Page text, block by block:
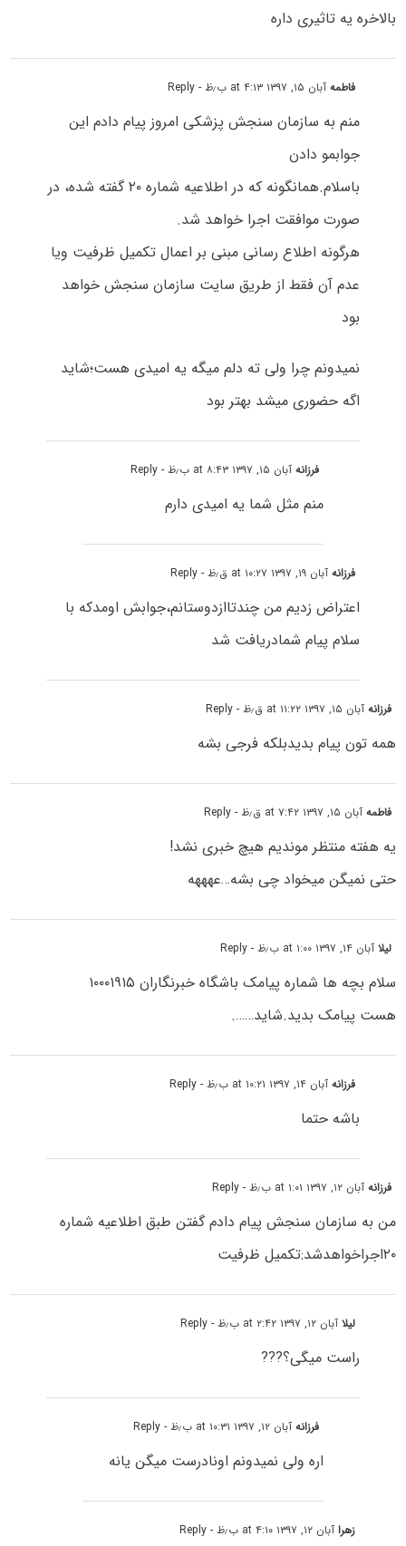
بالاخره یه تاثیری داره
فاطمهآبان ۱۵, ۱۳۹۷ at ۴:۱۳ ب٫ظ - Reply
منم به سازمان سنجش پزشکی امروز پیام دادم این
جوابمو دادن
باسلام.همانگونه که در اطلاعیه شماره ۲۰ گفته شده، در
صورت موافقت اجرا خواهد شد.
هرگونه اطلاع رسانی مبنی بر اعمال تکمیل ظرفیت ویا
عدم آن فقط از طریق سایت سازمان سنجش خواهد
بود
نمیدونم چرا ولی ته دلم میگه یه امیدی هست؛شاید
اگه حضوری میشد بهتر بود
فرزانهآبان ۱۵, ۱۳۹۷ at ۸:۴۳ ب٫ظ - Reply
منم مثل شما یه امیدی دارم
فرزانهآبان ۱۹, ۱۳۹۷ at ۱۰:۲۷ ق٫ظ - Reply
اعتراض زدیم من چندتاازدوستانم،جوابش اومدکه با
سلام پیام شمادریافت شد
فرزانهآبان ۱۵, ۱۳۹۷ at ۱۱:۲۲ ق٫ظ - Reply
همه تون پیام بدیدبلکه فرجی بشه
فاطمهآبان ۱۵, ۱۳۹۷ at ۷:۴۲ ق٫ظ - Reply
یه هفته منتظر موندیم هیچ خبری نشد!
حتی نمیگن میخواد چی بشه…عهههه
لیلاآبان ۱۴, ۱۳۹۷ at ۱:۰۰ ب٫ظ - Reply
سلام بچه ها شماره پیامک باشگاه خبرنگاران ۱۰۰۰۱۹۱۵
هست پیامک بدید.شاید…….
فرزانهآبان ۱۴, ۱۳۹۷ at ۱۰:۲۱ ب٫ظ - Reply
باشه حتما
فرزانهآبان ۱۲, ۱۳۹۷ at ۱:۰۱ ب٫ظ - Reply
من به سازمان سنجش پیام دادم گفتن طبق اطلاعیه شماره
۲۰اجراخواهدشد:تکمیل ظرفیت
لیلاآبان ۱۲, ۱۳۹۷ at ۲:۴۲ ب٫ظ - Reply
راست میگی؟???
فرزانهآبان ۱۲, ۱۳۹۷ at ۱۰:۳۱ ب٫ظ - Reply
اره ولی نمیدونم اونادرست میگن یانه
زهراآبان ۱۲, ۱۳۹۷ at ۴:۱۰ ب٫ظ - Reply